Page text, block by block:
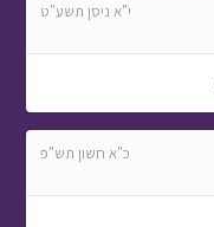
י"א ניסן תשע"ט
כ"א חשון תש"פ